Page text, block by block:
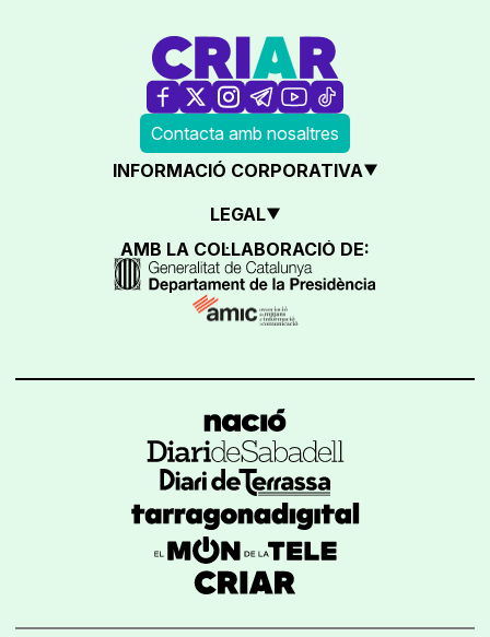
Contacta amb nosaltres
INFORMACIÓ CORPORATIVA
LEGAL
AMB LA COL·LABORACIÓ DE: